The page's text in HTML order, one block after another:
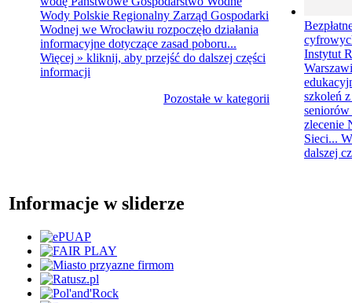
Wody Polskie Regionalny Zarząd Gospodarki
Wodnej we Wrocławiu rozpoczęło działania
informacyjne dotyczące zasad poboru...
Więcej » kliknij, aby przejść do dalszej części
informacji
Pozostałe w kategorii
Instytut
szkoleń
zlecenie
Sieci...
dalszej
Informacje w sliderze